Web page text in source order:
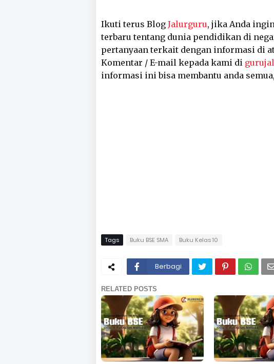
Ikuti terus Blog Jalurguru, jika Anda
terbaru tentang dunia pendidikan di
pertanyaan terkait dengan informasi di
Komentar / E-mail kepada kami di
informasi ini bisa membantu anda
Tags Buku BSE SMA Buku Kelas 10
Berbagi
RELATED POSTS